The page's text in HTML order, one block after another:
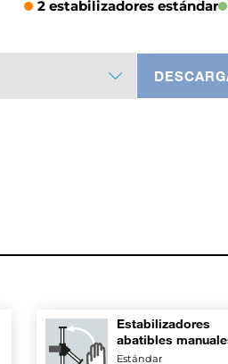
2 estabilizadores estándar
Estabilizadores
abatibles
Estándar